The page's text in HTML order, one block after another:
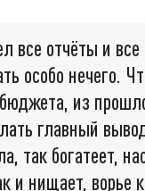
все отчёты и
особо нечего.
из
главный
так богатеет,
и нищает, ворье